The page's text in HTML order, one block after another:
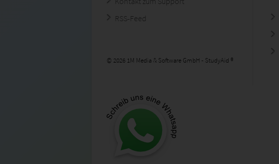
RSS-Feed
© 2026 1M Media & Software GmbH - StudyAid ®